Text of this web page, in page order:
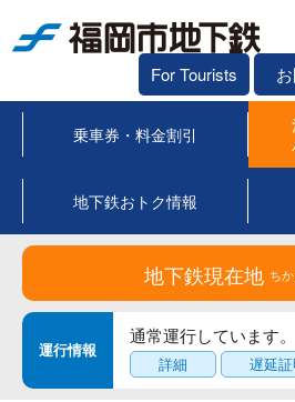
For Tourists
乗車券・料金割引
地下鉄おトク情報
地下鉄現在地 ち
運行情報
通常運行しています。
詳細 遅延